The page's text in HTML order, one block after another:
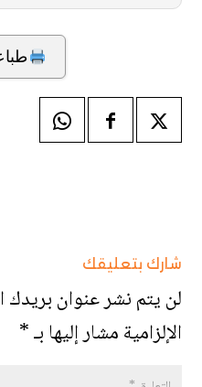
شارك بتعليقك
لن يتم نشر عنوان بريدك
الإلزامية مشار إليها بـ*